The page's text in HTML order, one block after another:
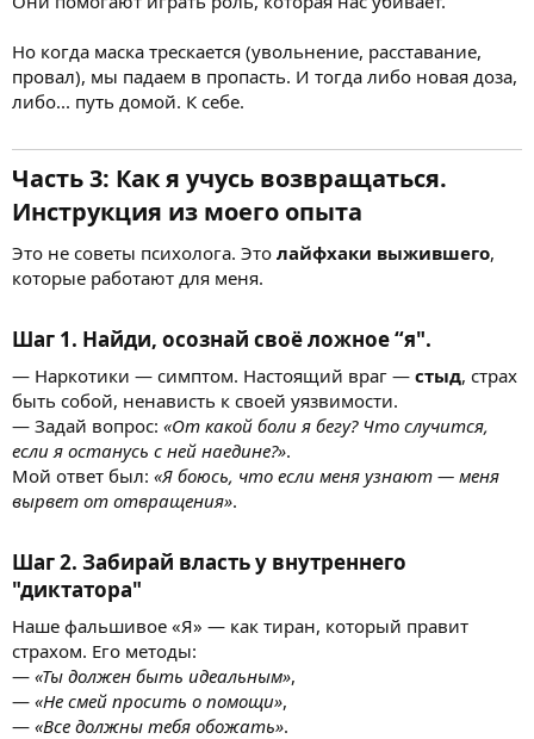
Но когда маска трескается (увольнение, расставание,
провал), мы падаем в пропасть. И тогда либо новая доза,
либо... путь домой. К себе.
Часть 3: Как я учусь возвращаться.
Инструкция из моего опыта
Это не советы психолога. Это лайфхаки выжившего,
которые работают для меня.
Шаг 1. Найди, осознай своё ложное “я".
— Наркотики — симптом. Настоящий враг — стыд, страх
быть собой, ненависть к своей уязвимости.
— Задай вопрос: «От какой боли я бегу? Что случится,
если я останусь с ней наедине?».
Мой ответ был: «Я боюсь, что если меня узнают — меня
вырвет от отвращения».
Шаг 2. Забирай власть у внутреннего
"диктатора"
Наше фальшивое «Я» — как тиран, который правит
страхом. Его методы:
— «Ты должен быть идеальным»,
— «Не смей просить о помощи»,
— «Все должны тебя обожать».